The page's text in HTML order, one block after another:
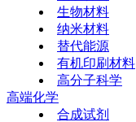
生物材料
纳米材料
替代能源
有机印刷材料
高分子科学
高端化学
合成试剂